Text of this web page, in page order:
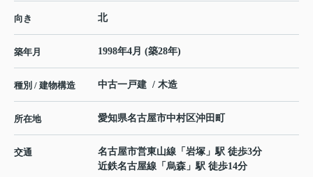
向き 北
築年月 1998年4月 (築28年)
種別 / 建物構造 中古一戸建 / 木造
所在地 愛知県名古屋市中村区沖田町
交通 名古屋市営東山線 「 岩塚 」駅 徒歩3分
近鉄名古屋線 「 烏森 」駅 徒歩14分